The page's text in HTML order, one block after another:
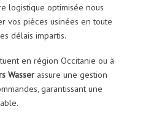
logistique optimisée nous
vos pièces usinées en toute
délais impartis.
en région Occitanie ou à
Wasserassure une gestion
garantissant une